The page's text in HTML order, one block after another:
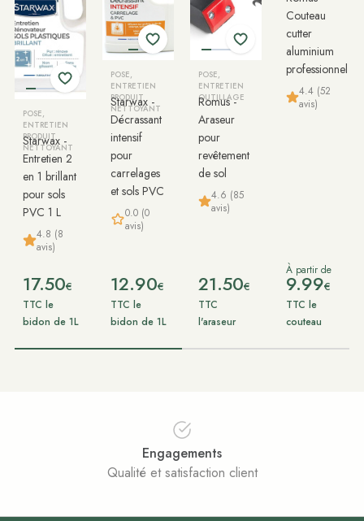
POSE,
ENTRETIEN
PRODUIT
NETTOYANT
Starwax -
Entretien 2
en 1 brillant
pour sols
PVC 1 L
4.8 (8
avis)
17.50€
TTC le
bidon de 1L
POSE,
ENTRETIEN
PRODUIT
NETTOYANT
Starwax -
Décrassant
intensif
pour
carrelages
et sols PVC
0.0 (0
avis)
12.90€
TTC le
bidon de 1L
POSE,
ENTRETIEN
OUTILLAGE
Romus -
Araseur
pour
revêtement
de sol
4.6 (85
avis)
21.50€
TTC
l'araseur
Couteau
cutter
aluminium
professionnel
4.4 (52
avis)
À partir de
9.99€
TTC le
couteau
Engagements
Qualité et satisfaction client